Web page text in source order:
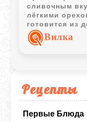
Рецепты
Первые Блюда
сливочным
лёгкими
готовится из
подходит как
подачи, так и
Вилка